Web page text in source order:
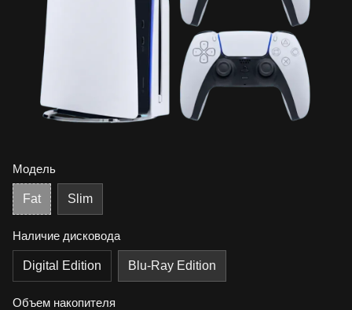
Модель
Fat Slim
Наличие дисковода
Digital Edition Blu-Ray Edition
Объем накопителя